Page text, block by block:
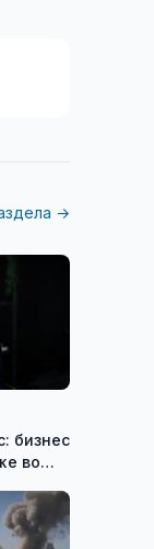
→
бизнес
во